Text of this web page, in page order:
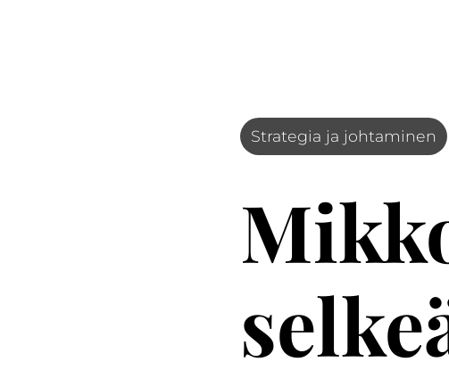
Strategia ja johtaminen